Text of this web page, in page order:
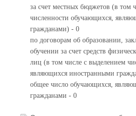
за счет местных бюджетов (в том
численности обучающихся,
гражданами) - 0
по договорам об образовании,
обучении за счет средств
лиц (в том числе с выделением
являющихся иностранными
общее число обучающихся,
гражданами - 0